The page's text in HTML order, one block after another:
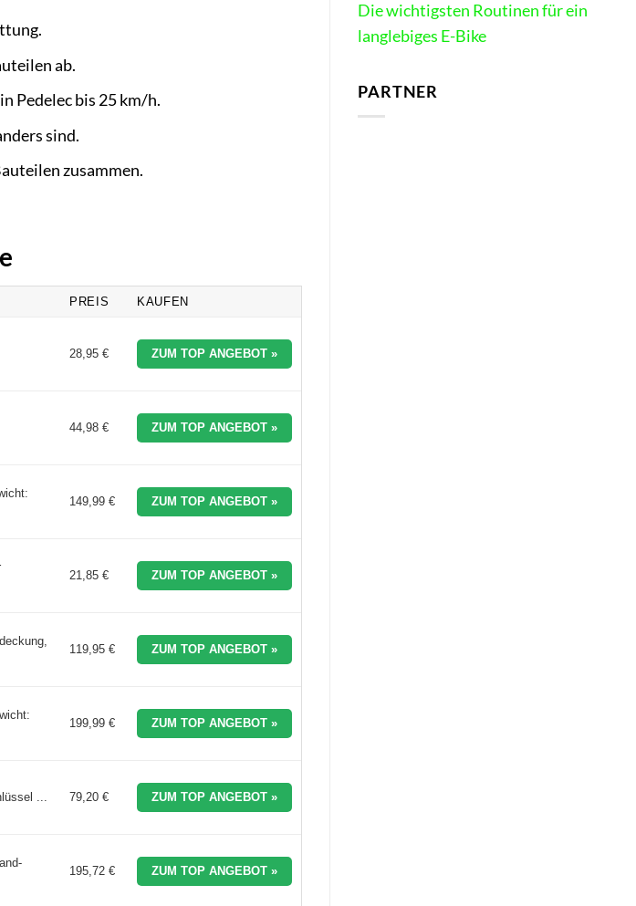
ab.
Pedelec bis 25 km/h.
sind.
zusammen.
PREIS KAUFEN
28,95 € ZUM TOP ANGEBOT »
44,98 € ZUM TOP ANGEBOT »
149,99 € ZUM TOP ANGEBOT »
21,85 € ZUM TOP ANGEBOT »
119,95 € ZUM TOP ANGEBOT »
199,99 € ZUM TOP ANGEBOT »
... 79,20 € ZUM TOP ANGEBOT »
195,72 € ZUM TOP ANGEBOT »
Die wichtigsten Routinen für ein
langlebiges E-Bike
PARTNER